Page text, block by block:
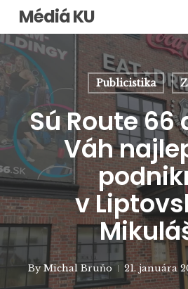
Skip
main
content
Médiá KU
Publicistika
Sú Route 66
Váh
v
By Michal Bruňo 21. januára